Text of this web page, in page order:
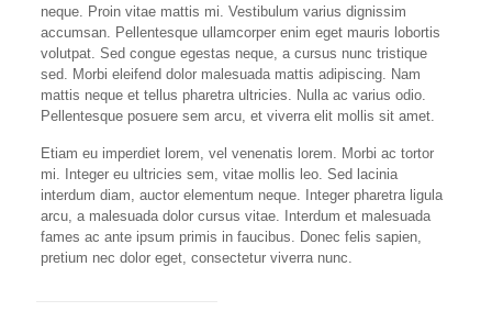
neque. Proin vitae mattis mi. Vestibulum varius dignissim
accumsan. Pellentesque ullamcorper enim eget mauris lobortis
volutpat. Sed congue egestas neque, a cursus nunc tristique
sed. Morbi eleifend dolor malesuada mattis adipiscing. Nam
mattis neque et tellus pharetra ultricies. Nulla ac varius odio.
Pellentesque posuere sem arcu, et viverra elit mollis sit amet.
Etiam eu imperdiet lorem, vel venenatis lorem. Morbi ac tortor
mi. Integer eu ultricies sem, vitae mollis leo. Sed lacinia
interdum diam, auctor elementum neque. Integer pharetra ligula
arcu, a malesuada dolor cursus vitae. Interdum et malesuada
fames ac ante ipsum primis in faucibus. Donec felis sapien,
pretium nec dolor eget, consectetur viverra nunc.